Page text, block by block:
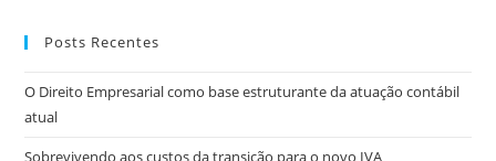
Posts Recentes
O Direito Empresarial como base estruturante da atuação contábil
atual